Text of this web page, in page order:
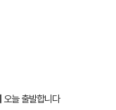
오늘 출발합니다